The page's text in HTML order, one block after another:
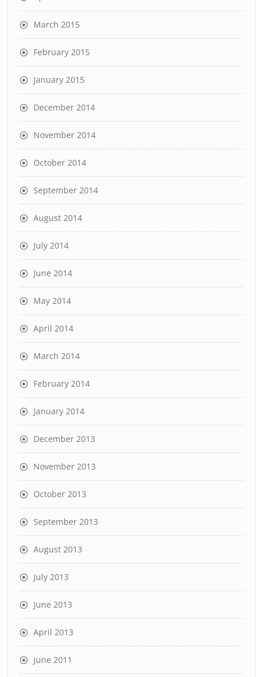
March 2015
February 2015
January 2015
December 2014
November 2014
October 2014
September 2014
August 2014
July 2014
June 2014
May 2014
April 2014
March 2014
February 2014
January 2014
December 2013
November 2013
October 2013
September 2013
August 2013
July 2013
June 2013
April 2013
June 2011